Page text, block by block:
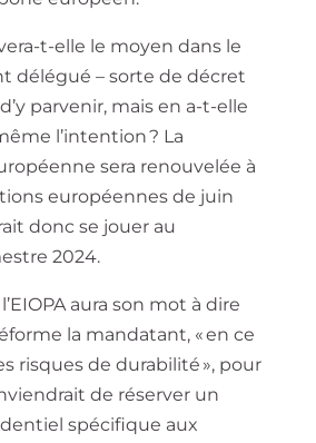
t-elle le moyen dans le
délégué – sorte de décret
parvenir, mais en a-t-elle
l’intention ? La
sera renouvelée à
européennes de juin
donc se jouer au
2024.
aura son mot à dire
la mandatant, « en ce
risques de durabilité », pour
de réserver un
spécifique aux